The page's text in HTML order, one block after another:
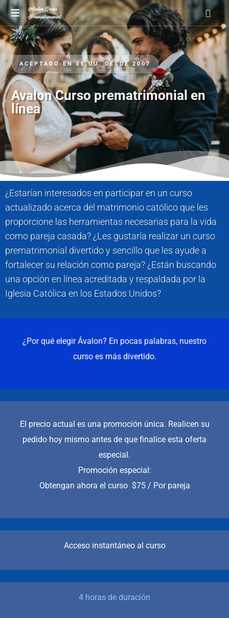
A
pre-
marriage
course
by
Avalon
ACEPTADO EN EE.UU. DESDE 2007
Avalon Curso prematrimonial en
línea
¿Estarían interesados en participar en un curso
actualizado acerca del matrimonio católico que les
proporcione las herramientas necesarias para la vida
como pareja casada? ¿Les gustaría realizar un curso
prematrimonial divertido y sencillo que les ayude a
fortalecer su relación como pareja? ¿Están buscando
una opción en línea acreditada y respaldada por la
Iglesia Católica en los Estados Unidos?
¿Por qué elegir Ávalon? En pocas palabras, nuestro
curso es más divertido.
El precio actual es una promoción única. Realicen su
pedido hoy mismo antes de que finalice esta oferta
especial.
Promoción especial:
Obtengan ahora el curso $75 / Por pareja
Acceso instantáneo al curso
4 horas de duración